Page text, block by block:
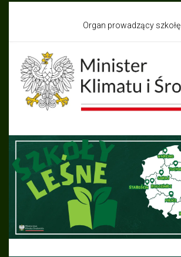
Organ prowadzący szkołę